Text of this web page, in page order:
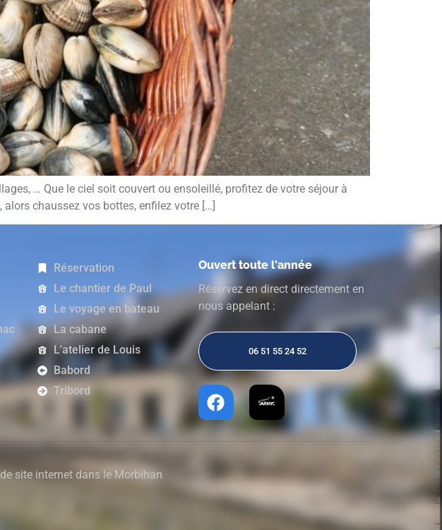
… Que le ciel soit couvert ou ensoleillé, profitez de votre séjour à
alors chaussez vos bottes, enfilez votre […]
Réservation
Le chantier de Paul
Le voyage en bateau
La cabane
L'atelier de Louis
Babord
Tribord
Ouvert toute l'année
Réservez en direct directement en
nous appelant :
06 51 55 24 52
site internet dans le Morbihan